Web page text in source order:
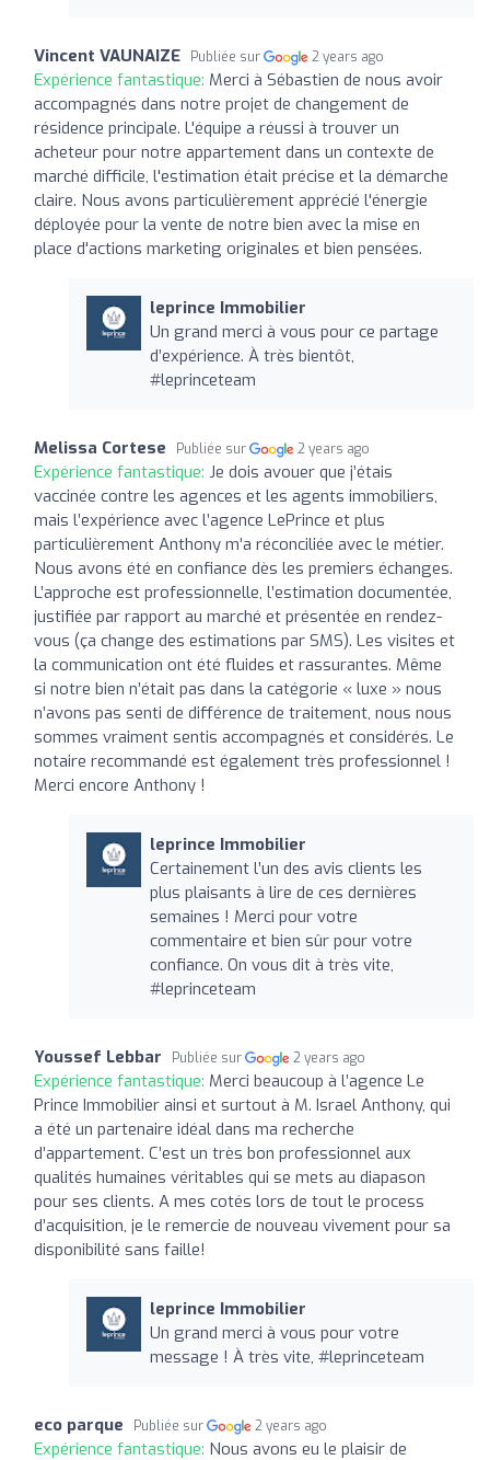
Vincent VAUNAIZE Publiée sur 2 years ago
Expérience fantastique: Merci à Sébastien de nous avoir
accompagnés dans notre projet de changement de
résidence principale. L'équipe a réussi à trouver un
acheteur pour notre appartement dans un contexte de
marché difficile, l'estimation était précise et la démarche
claire. Nous avons particulièrement apprécié l'énergie
déployée pour la vente de notre bien avec la mise en
place d'actions marketing originales et bien pensées.
leprince Immobilier
Un grand merci à vous pour ce partage
d’expérience. À très bientôt,
#leprinceteam
Melissa Cortese Publiée sur 2 years ago
Expérience fantastique: Je dois avouer que j’étais
vaccinée contre les agences et les agents immobiliers,
mais l’expérience avec l’agence LePrince et plus
particulièrement Anthony m’a réconciliée avec le métier.
Nous avons été en confiance dès les premiers échanges.
L’approche est professionnelle, l’estimation documentée,
justifiée par rapport au marché et présentée en rendez-
vous (ça change des estimations par SMS). Les visites et
la communication ont été fluides et rassurantes. Même
si notre bien n’était pas dans la catégorie « luxe » nous
n’avons pas senti de différence de traitement, nous nous
sommes vraiment sentis accompagnés et considérés. Le
notaire recommandé est également très professionnel !
Merci encore Anthony !
leprince Immobilier
Certainement l’un des avis clients les
plus plaisants à lire de ces dernières
semaines ! Merci pour votre
commentaire et bien sûr pour votre
confiance. On vous dit à très vite,
#leprinceteam
Youssef Lebbar Publiée sur 2 years ago
Expérience fantastique: Merci beaucoup à l’agence Le
Prince Immobilier ainsi et surtout à M. Israel Anthony, qui
a été un partenaire idéal dans ma recherche
d’appartement. C’est un très bon professionnel aux
qualités humaines véritables qui se mets au diapason
pour ses clients. A mes cotés lors de tout le process
d’acquisition, je le remercie de nouveau vivement pour sa
disponibilité sans faille!
leprince Immobilier
Un grand merci à vous pour votre
message ! À très vite, #leprinceteam
eco parque Publiée sur 2 years ago
Expérience fantastique: Nous avons eu le plaisir de